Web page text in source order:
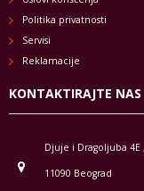
Politika privatnosti
Servisi
Reklamacije
KONTAKTIRAJTE NAS
Djuje i Dragoljuba 4E ,
11090 Beograd